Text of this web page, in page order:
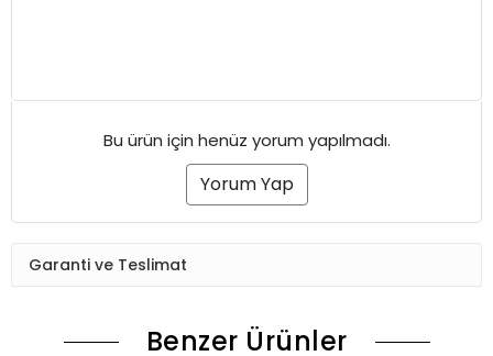
Bu ürün için henüz yorum yapılmadı.
Yorum Yap
Garanti ve Teslimat
Benzer Ürünler